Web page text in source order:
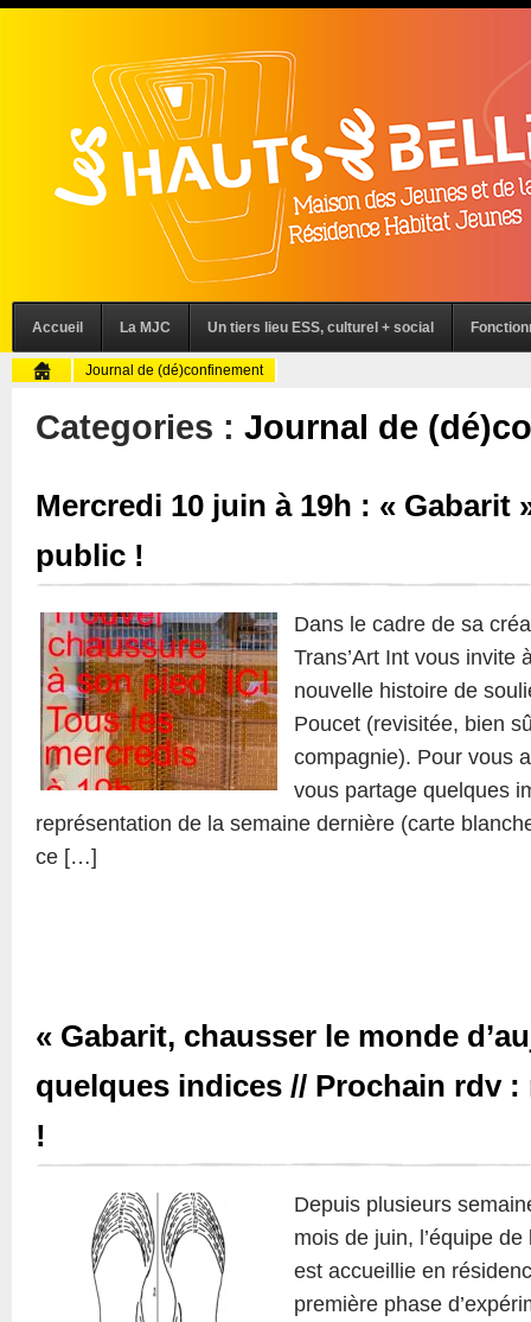
Accueil La MJC Un tiers lieu ESS, culturel + social
Journal de (dé)confinement
Categories : Journal de
Mercredi 10 juin à 19h : « Gabarit
public !
Dans le cadre de sa
Trans’Art Int vous invite
nouvelle histoire de
Poucet (revisitée, bien
compagnie). Pour vous
vous partage quelques
représentation de la semaine dernière (carte
ce […]
« Gabarit, chausser le monde
quelques indices // Prochain rdv
!
Depuis plusieurs
mois de juin, l’équipe
est accueillie en
première phase